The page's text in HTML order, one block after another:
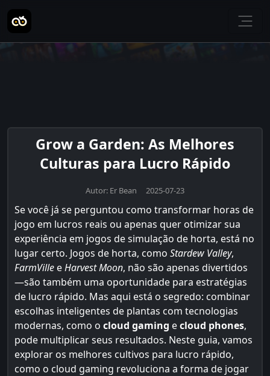
Grow a Garden: As Melhores
Culturas para Lucro Rápido
Autor: Er Bean 2025-07-23
Se você já se perguntou como transformar horas de
jogo em lucros reais ou apenas quer otimizar sua
experiência em jogos de simulação de horta, está no
lugar certo. Jogos de horta, como Stardew Valley,
FarmVille eHarvest Moon, não são apenas divertidos
—são também uma oportunidade para estratégias
de lucro rápido. Mas aqui está o segredo: combinar
escolhas inteligentes de plantas com tecnologias
modernas, como o cloud gaming ecloud phones,
pode multiplicar seus resultados. Neste guia, vamos
explorar os melhores cultivos para lucro rápido,
como o cloud gaming revoluciona a forma de jogar